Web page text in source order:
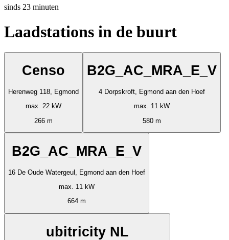
sinds 23 minuten
Laadstations in de buurt
Censo
Herenweg 118, Egmond
max. 22 kW
266 m
B2G_AC_MRA_E_V
4 Dorpskroft, Egmond aan den Hoef
max. 11 kW
580 m
B2G_AC_MRA_E_V
16 De Oude Watergeul, Egmond aan den Hoef
max. 11 kW
664 m
ubitricity NL